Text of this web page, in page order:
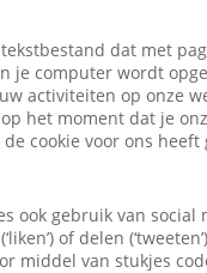
dat met
je computer wordt
activiteiten op onze
het moment dat je
cookie voor ons heeft
ook gebruik van
of delen
middel van stukjes